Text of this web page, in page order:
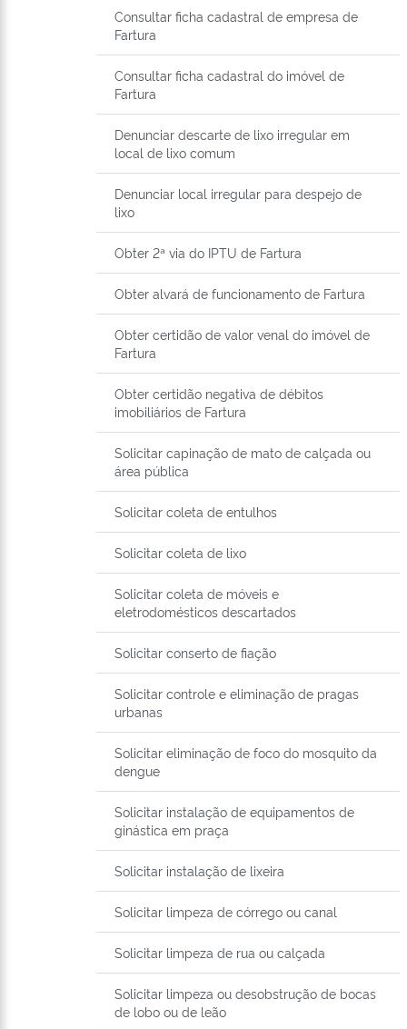
Consultar ficha cadastral de empresa de
Fartura
Consultar ficha cadastral do imóvel de
Fartura
Denunciar descarte de lixo irregular em
local de lixo comum
Denunciar local irregular para despejo de
lixo
Obter 2ª via do IPTU de Fartura
Obter alvará de funcionamento de Fartura
Obter certidão de valor venal do imóvel de
Fartura
Obter certidão negativa de débitos
imobiliários de Fartura
Solicitar capinação de mato de calçada ou
área pública
Solicitar coleta de entulhos
Solicitar coleta de lixo
Solicitar coleta de móveis e
eletrodomésticos descartados
Solicitar conserto de fiação
Solicitar controle e eliminação de pragas
urbanas
Solicitar eliminação de foco do mosquito da
dengue
Solicitar instalação de equipamentos de
ginástica em praça
Solicitar instalação de lixeira
Solicitar limpeza de córrego ou canal
Solicitar limpeza de rua ou calçada
Solicitar limpeza ou desobstrução de bocas
de lobo ou de leão